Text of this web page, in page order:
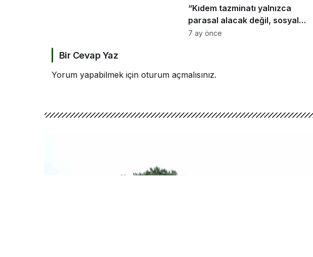
“Kıdem tazminatı yalnızca
parasal alacak değil, sosyal
bir haktır”
7 ay önce
Bir Cevap Yaz
Yorum yapabilmek için oturum açmalısınız.